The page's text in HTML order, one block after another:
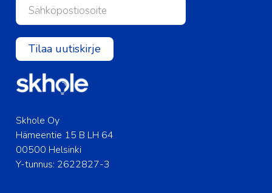
Skhole Oy
Hämeentie 15 B LH 64
00500 Helsinki
Y-tunnus: 2622827-3
Tilaa uutiskirje